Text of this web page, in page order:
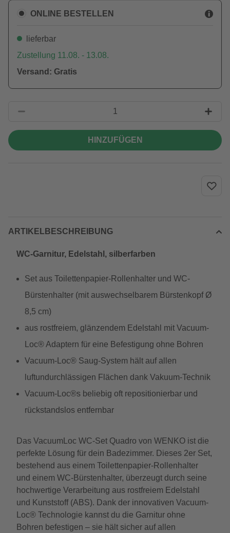
ONLINE BESTELLEN
lieferbar
Zustellung 11.08. - 13.08.
Versand: Gratis
HINZUFÜGEN
ARTIKELBESCHREIBUNG
WC-Garnitur, Edelstahl, silberfarben
Set aus Toilettenpapier-Rollenhalter und WC-
Bürstenhalter (mit auswechselbarem Bürstenkopf Ø
8,5 cm)
aus rostfreiem, glänzendem Edelstahl mit Vacuum-
Loc® Adaptern für eine Befestigung ohne Bohren
Vacuum-Loc® Saug-System hält auf allen
luftundurchlässigen Flächen dank Vakuum-Technik
Vacuum-Loc®s beliebig oft repositionierbar und
rückstandslos entfernbar
Das VacuumLoc WC-Set Quadro von WENKO ist die
perfekte Lösung für dein Badezimmer. Dieses 2er Set,
bestehend aus einem Toilettenpapier-Rollenhalter
und einem WC-Bürstenhalter, überzeugt durch seine
hochwertige Verarbeitung aus rostfreiem Edelstahl
und Kunststoff (ABS). Dank der innovativen Vacuum-
Loc® Technologie kannst du die Garnitur ohne
Bohren befestigen – sie hält sicher auf allen